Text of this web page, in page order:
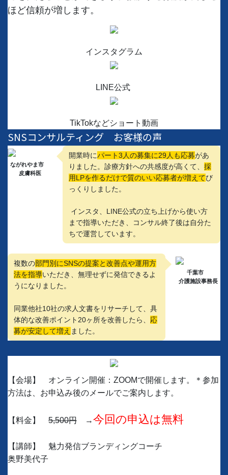
ほど信頼が増します。
インスタグラム
LINE公式
TikTokなどショート動画
SNSコンサルティング お客様の声
ながれやま市
皮膚科医
開業時にパート3人の募集に29人も応募があ
りました。診療方針への共感度が高くて、 採
用LPを作るだけで質のいい応募者が増えてび
っくりしました。
インスタ、LINE公式の立ち上げから使い方
まで指導いただき、コンサル終了後は自分た
ちで運営しています。
複数の部門別にSNSの提案と改善点や運用方
法を指導いただき、無理せずに発信できるよ
うになりました。
同業他社10社の求人文書をリサーチして、具
体的な改善ポイント20ヶ所を改善したら、 応
募が安定して増え ました。
千葉市
介護施設事務長
【会場】 オンライン開催：ZOOMで開催します。＊参加
方法は、お申込み後のメールでご案内します。
【料金】 5,500円 →今回の申込は無料
【講師】 魅力発信ブランディングコーチ
奥野美代子